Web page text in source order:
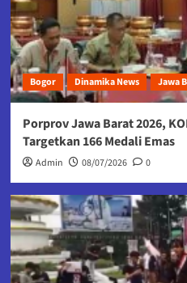
Bogor Dinamika News Jawa
Porprov Jawa Barat 2026,
Targetkan 166 Medali Emas
Admin 08/07/2026 0